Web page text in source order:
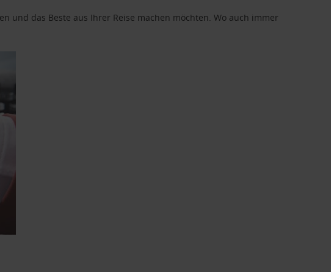
und das Beste aus Ihrer Reise machen möchten. Wo auch immer